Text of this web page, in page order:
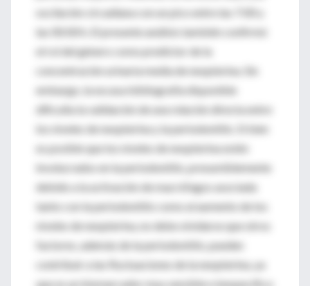
oscilación circadiana con un pico entre las 7:00 y
las 00:00 h. El presente análisis también confirmó
el rol del género como predictor de la
concentración urinaria media de neopterina. Sin
embargo, la escasa bibliografía disponible
dificulta la validación de una relación directa entre
los niveles de neopterina y la periodontitis. Si bien
es posible que los niveles de neopterina estén
involucrados en la periodontitis, presumiblemente
debido a la activación de macrófagos asociada
tanto con la periodontitis como al aumento de los
niveles de neopterina, no debe olvidarse que otros
factores, además de la periodontitis, pueden
contribuir a las fluctuaciones de la neopterina, ya